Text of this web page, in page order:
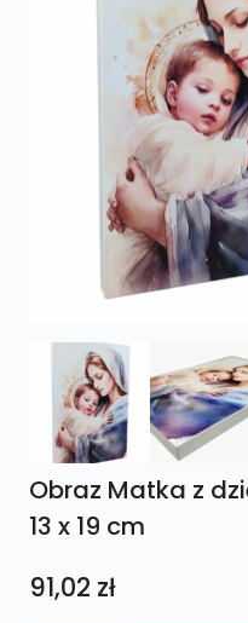
Obraz Matka z
13 x 19 cm
91,02 zł